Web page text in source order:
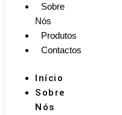
Sobre
Nós
Produtos
Contactos
Início
Sobre
Nós